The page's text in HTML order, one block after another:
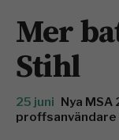
Mer
Stihl
25 juni
Nya
proffsanvändare